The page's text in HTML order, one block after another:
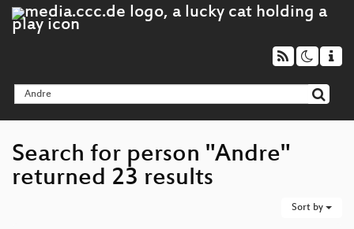
Search for person "Andre"
returned 23 results
Sort by